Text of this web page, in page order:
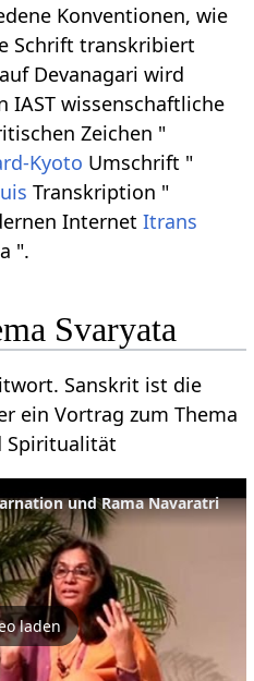
Konventionen, wie
Schrift transkribiert
Devanagari wird
IAST wissenschaftliche
Zeichen "
Kyoto Umschrift "
Transkription "
InternetItrans
".
Svaryata
Sanskrit ist die
ein Vortrag zum Thema
Spiritualität
und Rama Navaratri
laden